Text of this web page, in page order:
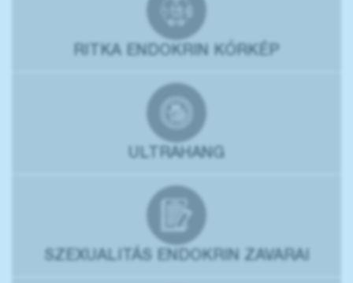
RITKA ENDOKRIN KÓRKÉP
ULTRAHANG
SZEXUALITÁS ENDOKRIN ZAVARAI